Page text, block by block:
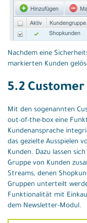
Nachdem eine
markierten Kunden
5.2
Mit den sogenannten
out-of-the-box eine
Kundenansprache
das gezielte Ausspielen
Kunden. Dazu lassen
Gruppe von Kunden
Streams, denen
Gruppen unterteilt
Funktionalität mit
dem Newsletter-Modul.